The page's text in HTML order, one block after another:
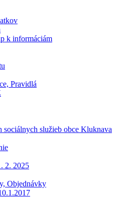
k informáciám
Pravidlá
sociálnych služieb obce Kluknava
2. 2025
Objednávky